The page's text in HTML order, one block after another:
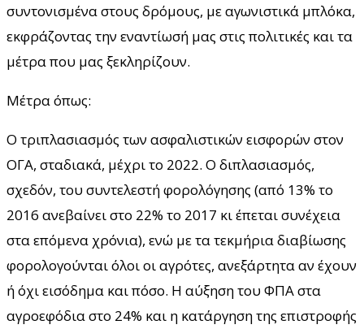
συντονισμένα στους δρόμους, με αγωνιστικά μπλόκα,
εκφράζοντας την εναντίωσή μας στις πολιτικές και τα
μέτρα που μας ξεκληρίζουν.
Μέτρα όπως:
Ο τριπλασιασμός των ασφαλιστικών εισφορών στον
ΟΓΑ, σταδιακά, μέχρι το 2022. Ο διπλασιασμός,
σχεδόν, του συντελεστή φορολόγησης (από 13% το
2016 ανεβαίνει στο 22% το 2017 κι έπεται συνέχεια
στα επόμενα χρόνια), ενώ με τα τεκμήρια διαβίωσης
φορολογούνται όλοι οι αγρότες, ανεξάρτητα αν έχουν
ή όχι εισόδημα και πόσο. Η αύξηση του ΦΠΑ στα
αγροεφόδια στο 24% και η κατάργηση της επιστροφής